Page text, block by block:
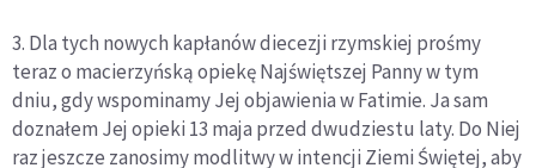
3. Dla tych nowych kapłanów diecezji rzymskiej prośmy
teraz o macierzyńską opiekę Najświętszej Panny w tym
dniu, gdy wspominamy Jej objawienia w Fatimie. Ja sam
doznałem Jej opieki 13 maja przed dwudziestu laty. Do Niej
raz jeszcze zanosimy modlitwy w intencji Ziemi Świętej, aby